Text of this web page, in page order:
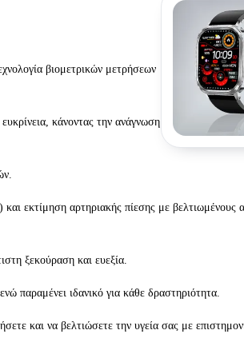
βιομετρικών μετρήσεων
κάνοντας την ανάγνωση
εκτίμηση αρτηριακής πίεσης με βελτιωμένους
ξεκούραση και ευεξία.
παραμένει ιδανικό για κάθε δραστηριότητα.
και να βελτιώσετε την υγεία σας με